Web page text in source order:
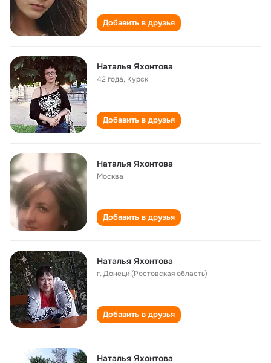
Добавить в друзья
Наталья Яхонтова
42 года, Курск
Добавить в друзья
Наталья Яхонтова
Москва
Добавить в друзья
Наталья Яхонтова
г. Донецк (Ростовская область)
Добавить в друзья
Наталья Яхонтова